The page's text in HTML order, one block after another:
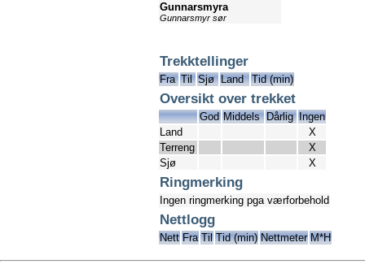
Gunnarsmyra
Gunnarsmyr sør
Trekktellinger
Fra Til Sjø Land Tid (min)
Oversikt over trekket
God Middels Dårlig Ingen
Land
X
Terreng
X
Sjø
X
Ringmerking
Ingen ringmerking pga værforbehold
Nettlogg
Nett Fra Til Tid (min) Nettmeter M*H